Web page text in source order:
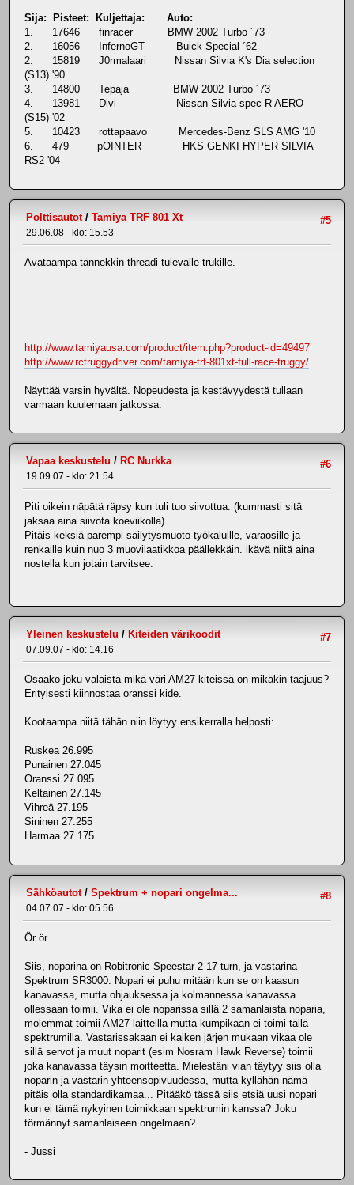
Sija: Pisteet: Kuljettaja: Auto:
1. 17646 finracer BMW 2002 Turbo ´73
2. 16056 InfernoGT Buick Special ´62
2. 15819 J0rmalaari Nissan Silvia K's Dia selection
(S13) '90
3. 14800 Tepaja BMW 2002 Turbo ´73
4. 13981 Divi Nissan Silvia spec-R AERO
(S15) '02
5. 10423 rottapaavo Mercedes-Benz SLS AMG '10
6. 479 pOINTER HKS GENKI HYPER SILVIA
RS2 '04
#5
Polttisautot/ Tamiya TRF 801 Xt
29.06.08 - klo: 15.53
Avataampa tännekkin threadi tulevalle trukille.
http://www.tamiyausa.com/product/item.php?product-id=49497
http://www.rctruggydriver.com/tamiya-trf-801xt-full-race-truggy/
Näyttää varsin hyvältä. Nopeudesta ja kestävyydestä tullaan
varmaan kuulemaan jatkossa.
#6
Vapaa keskustelu / RC Nurkka
19.09.07 - klo: 21.54
Piti oikein näpätä räpsy kun tuli tuo siivottua. (kummasti sitä
jaksaa aina siivota koeviikolla)
Pitäis keksiä parempi säilytysmuoto työkaluille, varaosille ja
renkaille kuin nuo 3 muovilaatikkoa päällekkäin. ikävä niitä aina
nostella kun jotain tarvitsee.
#7
Yleinen keskustelu / Kiteiden värikoodit
07.09.07 - klo: 14.16
Osaako joku valaista mikä väri AM27 kiteissä on mikäkin taajuus?
Erityisesti kiinnostaa oranssi kide.
Kootaampa niitä tähän niin löytyy ensikerralla helposti:
Ruskea 26.995
Punainen 27.045
Oranssi 27.095
Keltainen 27.145
Vihreä 27.195
Sininen 27.255
Harmaa 27.175
#8
Sähköautot/ Spektrum + nopari ongelma...
04.07.07 - klo: 05.56
Ör ör...
Siis, noparina on Robitronic Speestar 2 17 turn, ja vastarina
Spektrum SR3000. Nopari ei puhu mitään kun se on kaasun
kanavassa, mutta ohjauksessa ja kolmannessa kanavassa
ollessaan toimii. Vika ei ole noparissa sillä 2 samanlaista noparia,
molemmat toimii AM27 laitteilla mutta kumpikaan ei toimi tällä
spektrumilla. Vastarissakaan ei kaiken järjen mukaan vikaa ole
sillä servot ja muut noparit (esim Nosram Hawk Reverse) toimii
joka kanavassa täysin moitteetta. Mielestäni vian täytyy siis olla
noparin ja vastarin yhteensopivuudessa, mutta kyllähän nämä
pitäis olla standardikamaa... Pitääkö tässä siis etsiä uusi nopari
kun ei tämä nykyinen toimikkaan spektrumin kanssa? Joku
törmännyt samanlaiseen ongelmaan?
- Jussi